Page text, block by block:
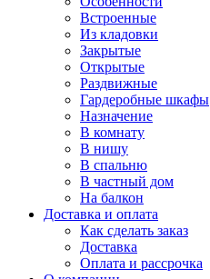
Встроенные
Из кладовки
Закрытые
Открытые
Раздвижные
Гардеробные шкафы
Назначение
В комнату
В нишу
В спальню
В частный дом
На балкон
Доставка и оплата
Как сделать заказ
Доставка
Оплата и рассрочка